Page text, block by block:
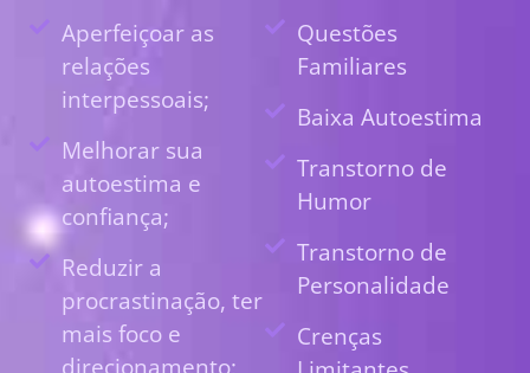
Aperfeiçoar as
relações
interpessoais;
Melhorar sua
autoestima e
confiança;
Reduzir a
procrastinação, ter
mais foco e
Questões
Familiares
Baixa Autoestima
Transtorno de
Humor
Transtorno de
Personalidade
Crenças